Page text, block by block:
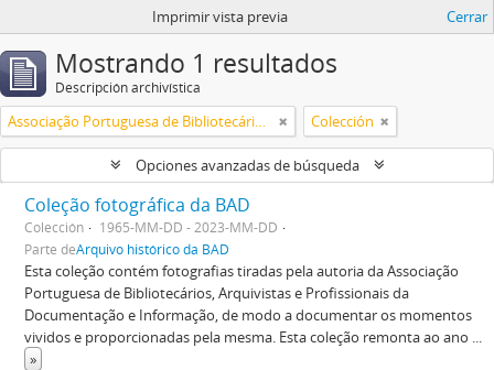
Imprimir vista previa Cerrar
Mostrando 1 resultados
Descripción archivística
Associação Portuguesa de Bibliotecários, Arquivistas, Profissionais da Informação e Documentação Colección
Opciones avanzadas de búsqueda
Coleção fotográfica da BAD
Colección
1965-MM-DD - 2023-MM-DD
Parte deArquivo histórico da BAD
Esta coleção contém fotografias tiradas pela autoria da Associação
Portuguesa de Bibliotecários, Arquivistas e Profissionais da
Documentação e Informação, de modo a documentar os momentos
vividos e proporcionadas pela mesma. Esta coleção remonta ao ano ...
»